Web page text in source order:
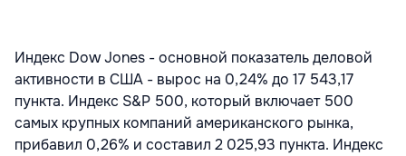
Индекс Dow Jones - основной показатель деловой
активности в США - вырос на 0,24% до 17 543,17
пункта. Индекс S&P 500, который включает 500
самых крупных компаний американского рынка,
прибавил 0,26% и составил 2 025,93 пункта. Индекс